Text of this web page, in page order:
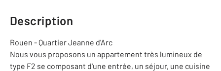
Description
Rouen - Quartier Jeanne d'Arc
Nous vous proposons un appartement très lumineux de
type F2 se composant d'une entrée, un séjour, une cuisine